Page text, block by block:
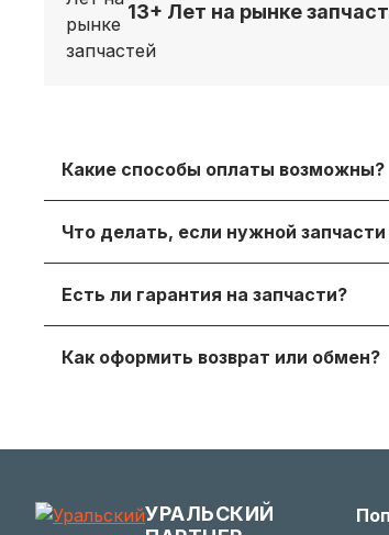
13+ Лет на рынке
Какие способы оплаты возможны?
онлайн‑оплату.
Что делать, если нужной
достойный вариант.
Есть ли гарантия на запчасти?
получите с заказом или по запросу у
Как оформить возврат или обмен?
УРАЛЬСКИЙ